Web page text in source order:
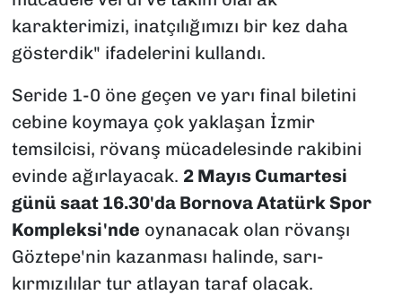
karakterimizi, inatçılığımızı bir kez daha
gösterdik" ifadelerini kullandı.
Seride 1-0 öne geçen ve yarı final biletini
cebine koymaya çok yaklaşan İzmir
temsilcisi, rövanş mücadelesinde rakibini
evinde ağırlayacak. 2 Mayıs Cumartesi
günü saat 16.30'da Bornova Atatürk Spor
Kompleksi'nde oynanacak olan rövanşı
Göztepe'nin kazanması halinde, sarı-
kırmızılılar tur atlayan taraf olacak.